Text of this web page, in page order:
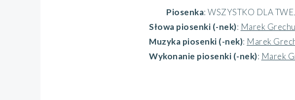
Piosenka: WSZYSTKO DLA
Słowa piosenki (-nek): Marek
Muzyka piosenki (-nek): Marek
Wykonanie piosenki (-nek): Marek